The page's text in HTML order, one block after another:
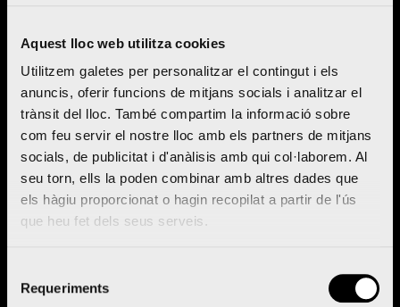
Aquest lloc web utilitza cookies
Utilitzem galetes per personalitzar el contingut i els
anuncis, oferir funcions de mitjans socials i analitzar el
trànsit del lloc. També compartim la informació sobre
com feu servir el nostre lloc amb els partners de mitjans
socials, de publicitat i d'anàlisis amb qui col·laborem. Al
seu torn, ells la poden combinar amb altres dades que
els hàgiu proporcionat o hagin recopilat a partir de l'ús
que heu fet dels seus serveis.
Requerimentssiempre, en el Medio Maratón